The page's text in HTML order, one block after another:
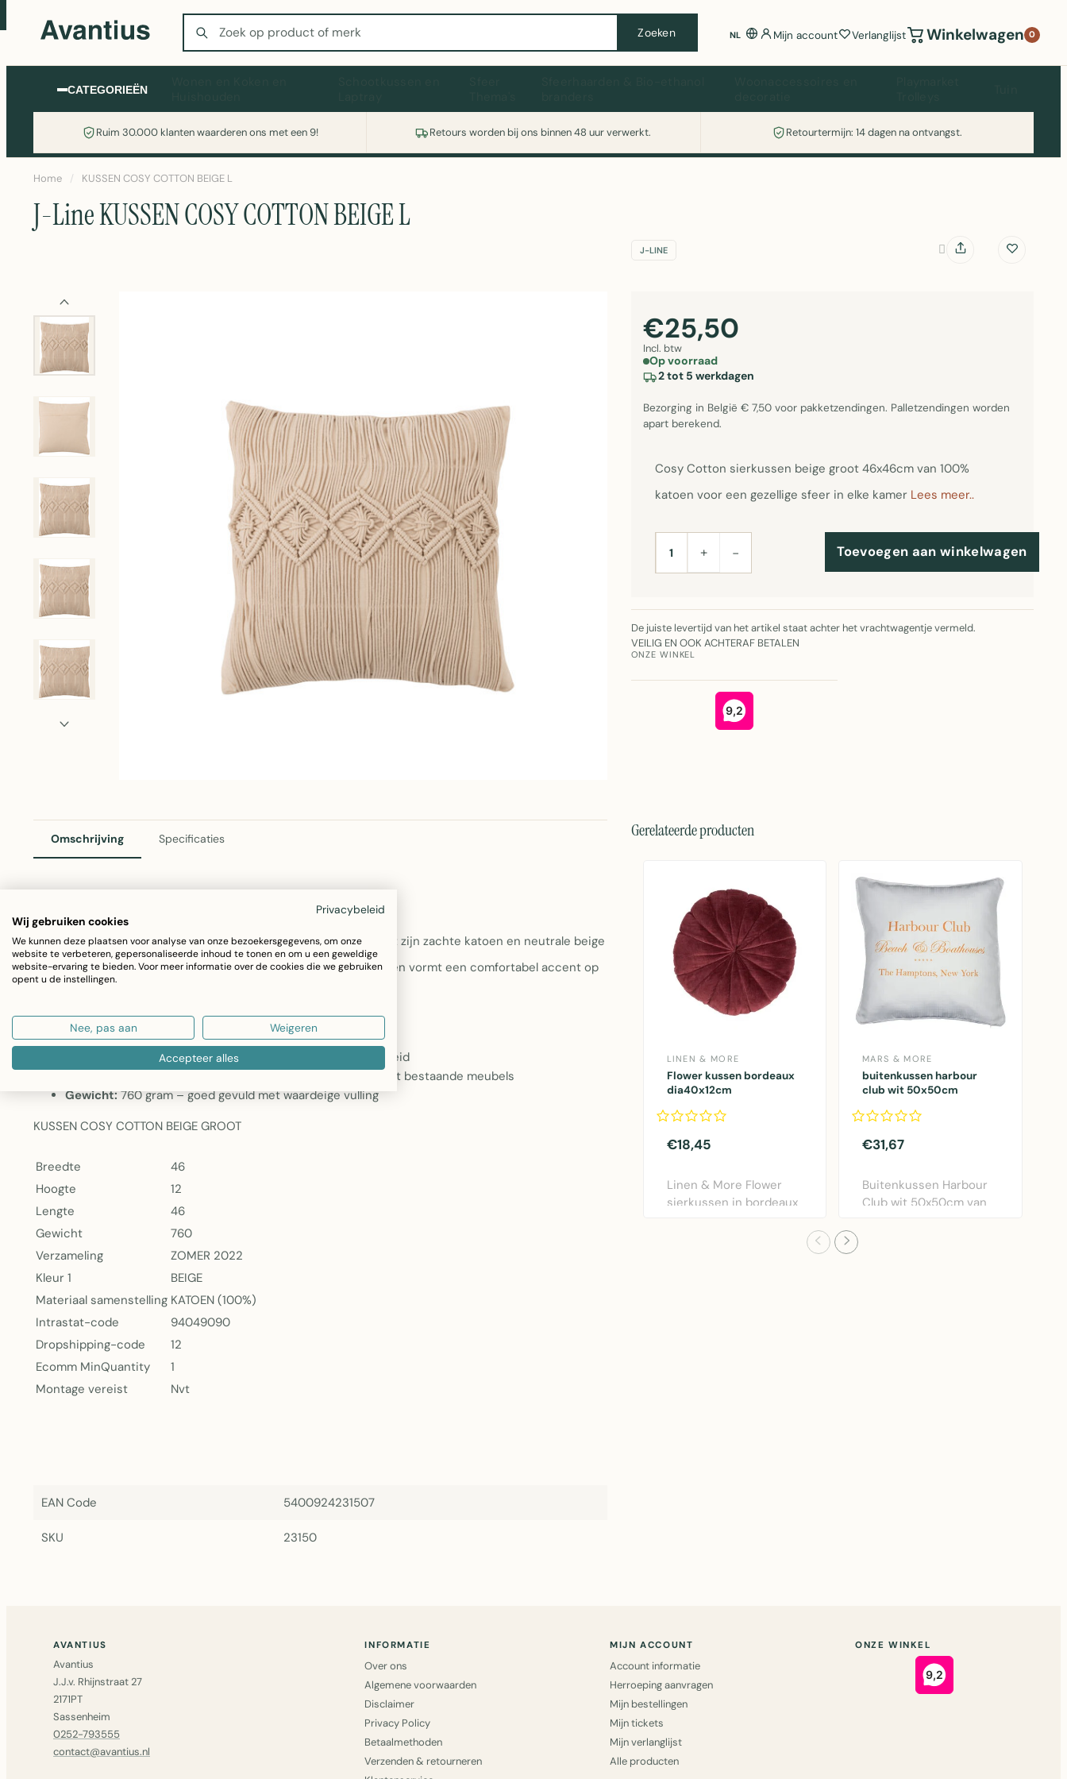
Zoeken
Zoeken NL Mijn account Verlanglijst Winkelwagen 0
CATEGORIEËN
Ruim 30.000 klanten waarderen ons met een 9! Retours worden bij ons binnen 48 uur verwerkt. Retourtermijn: 14 dagen na ontvangst.
Wasmachine of koelkast nodig? Vergelijk alle prijzen op Witgoedaanbod.nl
Home / KUSSEN COSY COTTON BEIGE L
J-Line KUSSEN COSY COTTON BEIGE L
J-LINE
€25,50
Incl. btw
Op voorraad
2 tot 5 werkdagen
Bezorging in België € 7,50 voor pakketzendingen. Palletzendingen worden
apart berekend.
Cosy Cotton sierkussen beige groot 46x46cm van 100%
katoen voor een gezellige sfeer in elke kamer Lees meer..
AANTAL+ − Toevoegen aan winkelwagen
De juiste levertijd van het artikel staat achter het vrachtwagentje vermeld.
VEILIG EN OOK ACHTERAF BETALEN
ONZE WINKEL
Omschrijving Specificaties
Cosy Cotton Sierkussen Beige – Groot
Dit sierkussen brengt warmte en gezelligheid in uw interieur. Met zijn zachte katoen en neutrale beige
kleur past het moeiteloos bij diverse inrichtingsstijlen. Het kussen vormt een comfortabel accent op
Afmeting:46 x 46 cm (groot formaat)
100% katoen voor zacht comfort en duurzaamheid
Beige – een neutrale tint die elegant combineert met bestaande meubels
Gewicht:760 gram – goed gevuld met waardeige vulling
KUSSEN COSY COTTON BEIGE GROOT
Breedte
46
Hoogte
12
Lengte
46
Gewicht
760
Verzameling
ZOMER 2022
Kleur 1
BEIGE
Materiaal samenstelling KATOEN (100%)
Intrastat-code
94049090
Dropshipping-code
12
Ecomm MinQuantity
1
Montage vereist
Nvt
EAN Code 5400924231507
SKU 23150
Gerelateerde producten
LINEN & MORE
Flower kussen bordeaux
dia40x12cm
€18,45
Linen & More Flower
sierkussen in bordeaux
MARS & MORE
buitenkussen harbour
club wit 50x50cm
€31,67
Buitenkussen Harbour
Club wit 50x50cm van
AVANTIUS
Avantius
J.J.v. Rhijnstraat 27
2171PT
Sassenheim
0252-793555
contact@avantius.nl
INFORMATIE
Over ons
Algemene voorwaarden
Disclaimer
Privacy Policy
Betaalmethoden
Verzenden & retourneren
MIJN ACCOUNT
Account informatie
Herroeping aanvragen
Mijn bestellingen
Mijn tickets
Mijn verlanglijst
Alle producten
ONZE WINKEL
Privacybeleid
Wij gebruiken cookies
We kunnen deze plaatsen voor analyse van onze bezoekersgegevens, om onze
website te verbeteren, gepersonaliseerde inhoud te tonen en om u een geweldige
website-ervaring te bieden. Voor meer informatie over de cookies die we gebruiken
opent u de instellingen.
Nee, pas aan Weigeren
Accepteer alles